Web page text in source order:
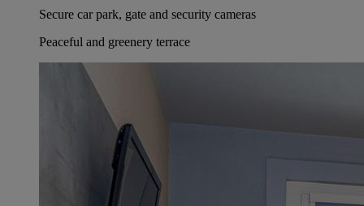
Secure car park, gate and security cameras
Peaceful and greenery terrace